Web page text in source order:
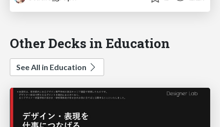
Other Decks in Education
See All in Education